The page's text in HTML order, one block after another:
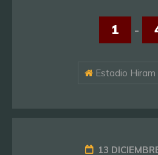
1 -
Estadio Hiram
13